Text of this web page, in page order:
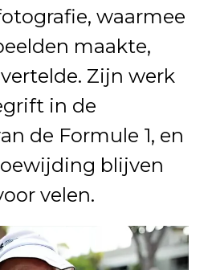
waarmee
maakte,
Zijn werk
in de
de Formule 1, en
blijven
velen.